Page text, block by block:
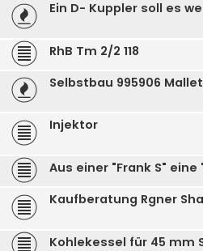
Ein D- Kuppler soll es
RhB Tm 2/2 118
Selbstbau 995906
Injektor
Aus einer "Frank S" eine
Kaufberatung Rgner
Kohlekessel für 45 mm